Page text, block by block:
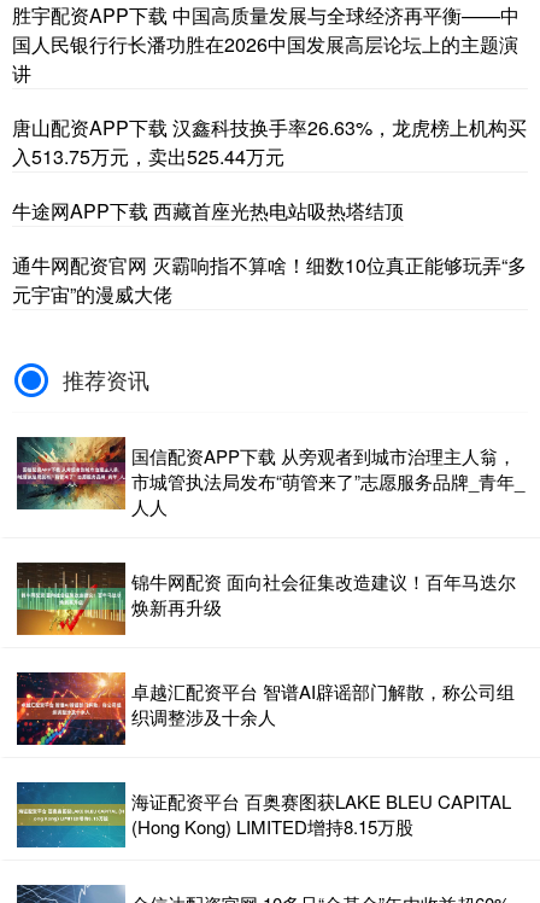
胜宇配资APP下载 中国高质量发展与全球经济再平衡——中
国人民银行行长潘功胜在2026中国发展高层论坛上的主题演
讲
唐山配资APP下载 汉鑫科技换手率26.63%，龙虎榜上机构买
入513.75万元，卖出525.44万元
牛途网APP下载 西藏首座光热电站吸热塔结顶
通牛网配资官网 灭霸响指不算啥！细数10位真正能够玩弄“多
元宇宙”的漫威大佬
推荐资讯
国信配资APP下载 从旁观者到城市治理主人翁，
市城管执法局发布“萌管来了”志愿服务品牌_青年_
人人
锦牛网配资 面向社会征集改造建议！百年马迭尔
焕新再升级
卓越汇配资平台 智谱AI辟谣部门解散，称公司组
织调整涉及十余人
海证配资平台 百奥赛图获LAKE BLEU CAPITAL
(Hong Kong) LIMITED增持8.15万股